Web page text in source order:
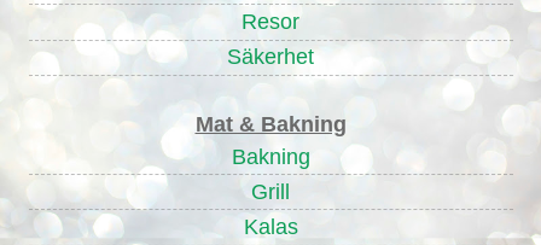
Resor
Säkerhet
Mat & Bakning
Bakning
Grill
Kalas